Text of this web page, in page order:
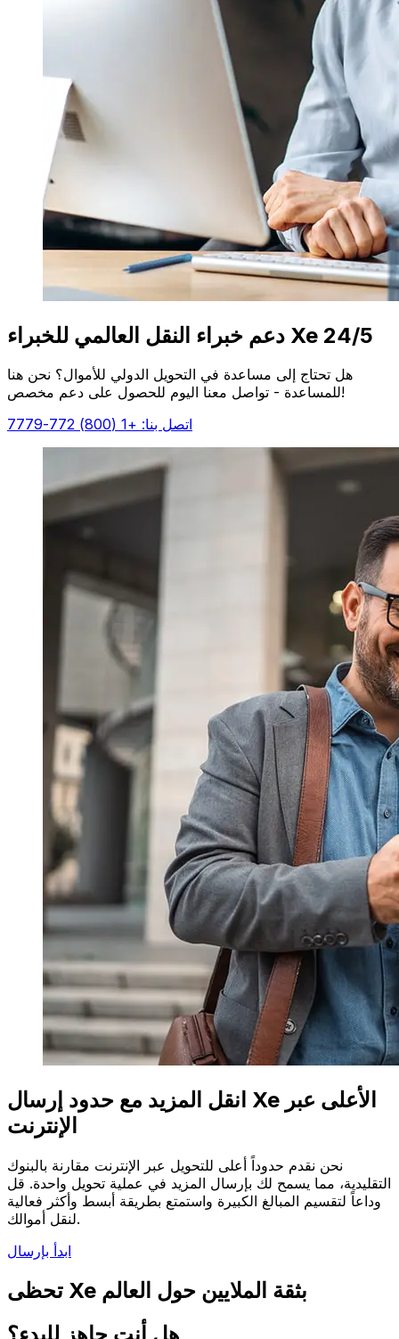
دعم خبراء النقل العالمي للخبراء Xe 24/5
هل تحتاج إلى مساعدة في التحويل الدولي للأموال؟ نحن هنا
للمساعدة - تواصل معنا اليوم للحصول على دعم مخصص!
اتصل بنا: +1 (800) 772-7779
انقل المزيد مع حدود إرسال Xe الأعلى عبر
الإنترنت
نحن نقدم حدوداً أعلى للتحويل عبر الإنترنت مقارنة بالبنوك
التقليدية، مما يسمح لك بإرسال المزيد في عملية تحويل واحدة. قل
وداعاً لتقسيم المبالغ الكبيرة واستمتع بطريقة أبسط وأكثر فعالية
لنقل أموالك.
ابدأ بإرسال
تحظى Xe بثقة الملايين حول العالم